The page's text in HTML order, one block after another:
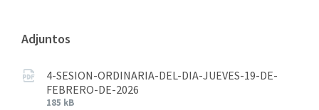
Adjuntos
4-SESION-ORDINARIA-DEL-DIA-JUEVES-19-DE-
FEBRERO-DE-2026
185 kB